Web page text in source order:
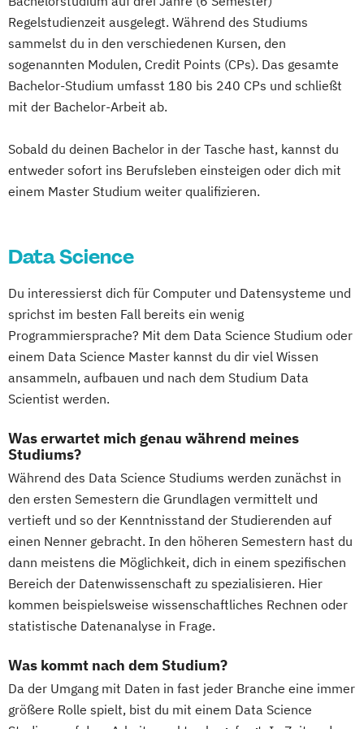
Regelstudienzeit ausgelegt. Während des Studiums
sammelst du in den verschiedenen Kursen, den
sogenannten Modulen, Credit Points (CPs). Das gesamte
Bachelor-Studium umfasst 180 bis 240 CPs und schließt
mit der Bachelor-Arbeit ab.
Sobald du deinen Bachelor in der Tasche hast, kannst du
entweder sofort ins Berufsleben einsteigen oder dich mit
einem Master Studium weiter qualifizieren.
Data Science
Du interessierst dich für Computer und Datensysteme und
sprichst im besten Fall bereits ein wenig
Programmiersprache? Mit dem Data Science Studium oder
einem Data Science Master kannst du dir viel Wissen
ansammeln, aufbauen und nach dem Studium Data
Scientist werden.
Was erwartet mich genau während meines
Studiums?
Während des Data Science Studiums werden zunächst in
den ersten Semestern die Grundlagen vermittelt und
vertieft und so der Kenntnisstand der Studierenden auf
einen Nenner gebracht. In den höheren Semestern hast du
dann meistens die Möglichkeit, dich in einem spezifischen
Bereich der Datenwissenschaft zu spezialisieren. Hier
kommen beispielsweise wissenschaftliches Rechnen oder
statistische Datenanalyse in Frage.
Was kommt nach dem Studium?
Da der Umgang mit Daten in fast jeder Branche eine immer
größere Rolle spielt, bist du mit einem Data Science